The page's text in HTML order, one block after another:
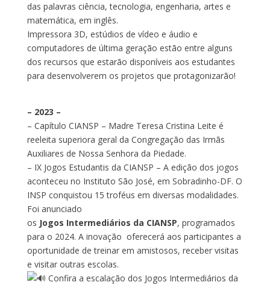
das palavras ciência, tecnologia, engenharia, artes e
matemática, em inglês.
Impressora 3D, estúdios de vídeo e áudio e
computadores de última geração estão entre alguns
dos recursos que estarão disponíveis aos estudantes
para desenvolverem os projetos que protagonizarão!
– 2023 –
– Capítulo CIANSP – Madre Teresa Cristina Leite é
reeleita superiora geral da Congregação das Irmãs
Auxiliares de Nossa Senhora da Piedade.
– IX Jogos Estudantis da CIANSP – A edição dos jogos
aconteceu no Instituto São José, em Sobradinho-DF. O
INSP conquistou 15 troféus em diversas modalidades.
Foi anunciado
os Jogos Intermediários da CIANSP, programados
para o 2024. A inovação oferecerá aos participantes a
oportunidade de treinar em amistosos, receber visitas
e visitar outras escolas.
Confira a escalação dos Jogos Intermediários da